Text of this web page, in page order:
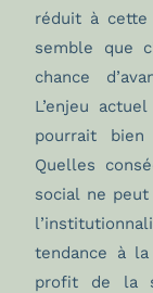
réduit à cette
semble que
chance
L’enjeu
pourrait
Quelles
social ne
tendance à
profit de la